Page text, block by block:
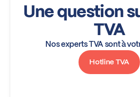
Une question
TVA
Nos experts TVA sont à
Hotline TVA